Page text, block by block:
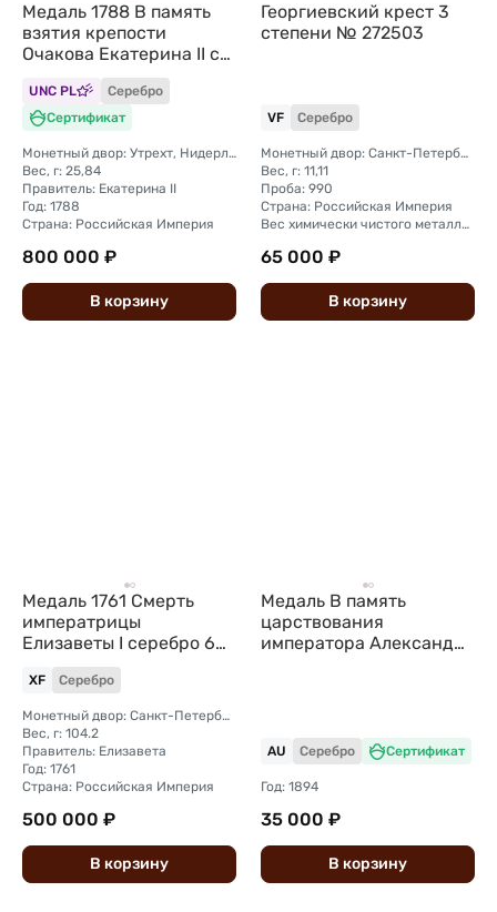
Медаль 1788 В память
взятия крепости
Очакова Екатерина II с
клеймом Гуттен-
Чапского
UNC PL
Серебро
Сертификат
Монетный двор: Утрехт, Нидерланды
Вес, г: 25,84
Правитель: Екатерина II
Год: 1788
Страна: Российская Империя
800 000 ₽
В корзину
Георгиевский крест 3
степени № 272503
VF Серебро
Монетный двор: Санкт-Петербургский
Вес, г: 11,11
Проба: 990
Страна: Российская Империя
Вес химически чистого металла, г: 11
65 000 ₽
В корзину
Медаль 1761 Смерть
императрицы
Елизаветы I серебро 60
мм Климентов
XF Серебро
Монетный двор: Санкт-Петербургский
Вес, г: 104.2
Правитель: Елизавета
Год: 1761
Страна: Российская Империя
500 000 ₽
В корзину
Медаль В память
царствования
императора Александра
AU Серебро Сертификат
Год: 1894
35 000 ₽
В корзину